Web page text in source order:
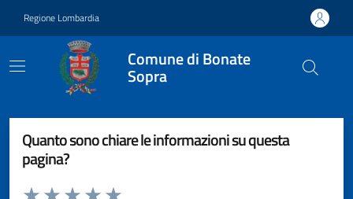
Regione Lombardia
Comune di Bonate
Sopra
Quanto sono chiare le informazioni su questa
pagina?
Valuta da 1 a 5 stelle la pagina